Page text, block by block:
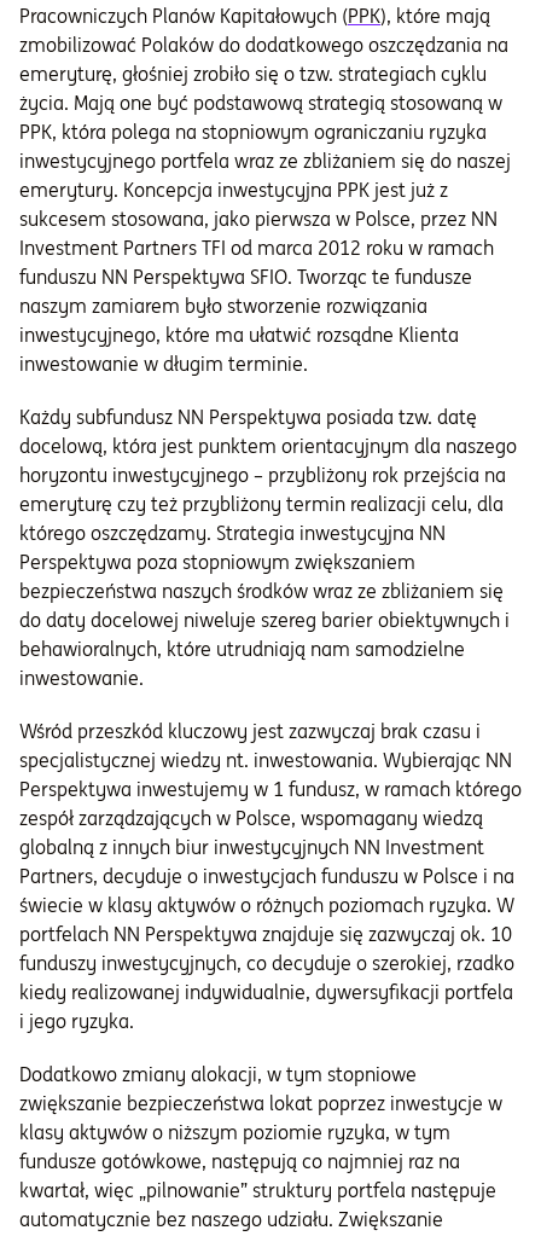
Pracowniczych Planów Kapitałowych (PPK), które mają
zmobilizować Polaków do dodatkowego oszczędzania na
emeryturę, głośniej zrobiło się o tzw. strategiach cyklu
życia. Mają one być podstawową strategią stosowaną w
PPK, która polega na stopniowym ograniczaniu ryzyka
inwestycyjnego portfela wraz ze zbliżaniem się do naszej
emerytury. Koncepcja inwestycyjna PPK jest już z
sukcesem stosowana, jako pierwsza w Polsce, przez NN
Investment Partners TFI od marca 2012 roku w ramach
funduszu NN Perspektywa SFIO. Tworząc te fundusze
naszym zamiarem było stworzenie rozwiązania
inwestycyjnego, które ma ułatwić rozsądne Klienta
inwestowanie w długim terminie.
Każdy subfundusz NN Perspektywa posiada tzw. datę
docelową, która jest punktem orientacyjnym dla naszego
horyzontu inwestycyjnego – przybliżony rok przejścia na
emeryturę czy też przybliżony termin realizacji celu, dla
którego oszczędzamy. Strategia inwestycyjna NN
Perspektywa poza stopniowym zwiększaniem
bezpieczeństwa naszych środków wraz ze zbliżaniem się
do daty docelowej niweluje szereg barier obiektywnych i
behawioralnych, które utrudniają nam samodzielne
inwestowanie.
Wśród przeszkód kluczowy jest zazwyczaj brak czasu i
specjalistycznej wiedzy nt. inwestowania. Wybierając NN
Perspektywa inwestujemy w 1 fundusz, w ramach którego
zespół zarządzających w Polsce, wspomagany wiedzą
globalną z innych biur inwestycyjnych NN Investment
Partners, decyduje o inwestycjach funduszu w Polsce i na
świecie w klasy aktywów o różnych poziomach ryzyka. W
portfelach NN Perspektywa znajduje się zazwyczaj ok. 10
funduszy inwestycyjnych, co decyduje o szerokiej, rzadko
kiedy realizowanej indywidualnie, dywersyfikacji portfela
i jego ryzyka.
Dodatkowo zmiany alokacji, w tym stopniowe
zwiększanie bezpieczeństwa lokat poprzez inwestycje w
klasy aktywów o niższym poziomie ryzyka, w tym
fundusze gotówkowe, następują co najmniej raz na
kwartał, więc „pilnowanie” struktury portfela następuje
automatycznie bez naszego udziału. Zwiększanie